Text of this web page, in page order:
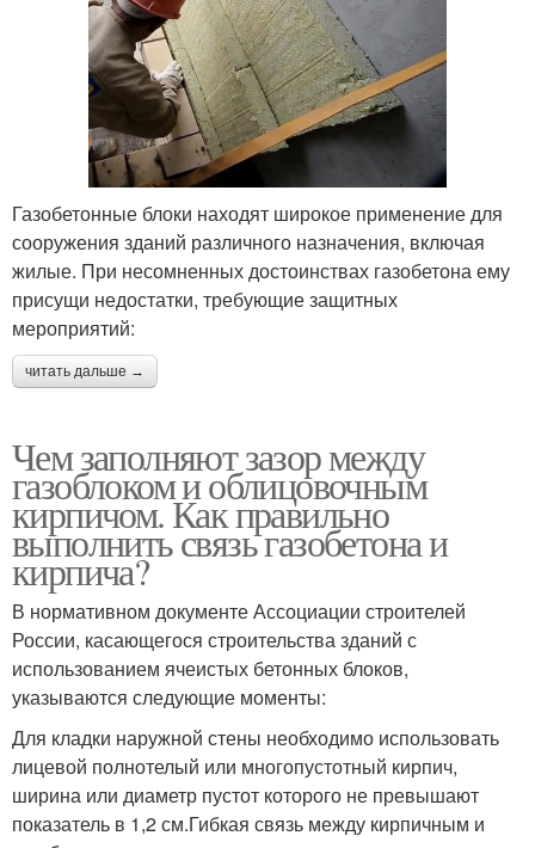
Газобетонные блоки находят широкое применение для
сооружения зданий различного назначения, включая
жилые. При несомненных достоинствах газобетона ему
присущи недостатки, требующие защитных
мероприятий:
читать дальше →
Чем заполняют зазор между
газоблоком и облицовочным
кирпичом. Как правильно
выполнить связь газобетона и
кирпича?
В нормативном документе Ассоциации строителей
России, касающегося строительства зданий с
использованием ячеистых бетонных блоков,
указываются следующие моменты:
Для кладки наружной стены необходимо использовать
лицевой полнотелый или многопустотный кирпич,
ширина или диаметр пустот которого не превышают
показатель в 1,2 см.Гибкая связь между кирпичным и